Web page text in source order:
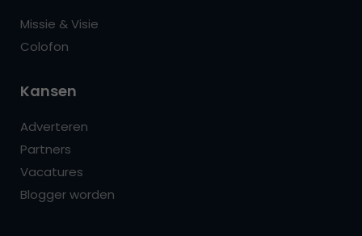
Missie & Visie
Colofon
Kansen
Adverteren
Partners
Vacatures
Blogger worden